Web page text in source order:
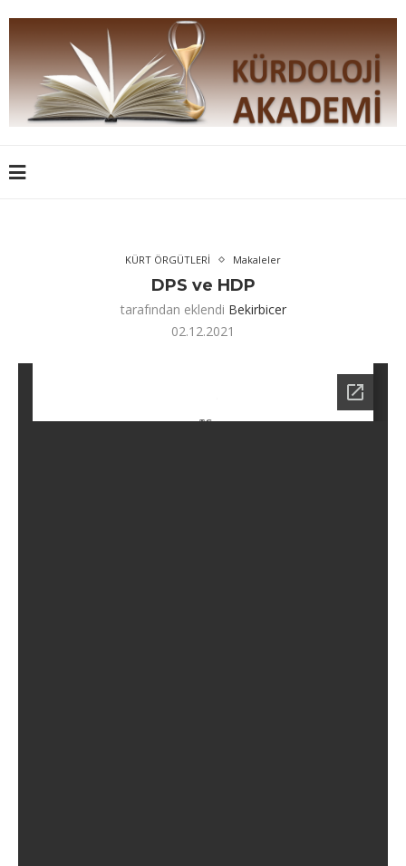
KÜRT ÖRGÜTLERİ Makaleler
DPS ve HDP
tarafından eklendi Bekirbicer
02.12.2021